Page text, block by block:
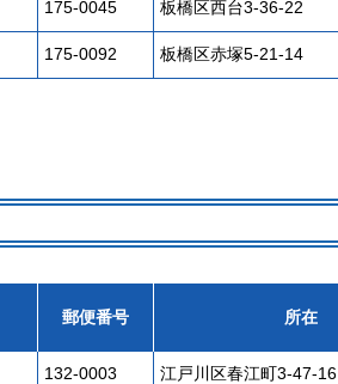
175-0045 板橋区西台3-36-22
175-0092 板橋区赤塚5-21-14
郵便番号 所在
132-0003 江戸川区春江町3-47-16